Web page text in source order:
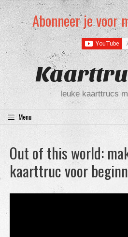
Ga
naar
de
inhoud
Abonneer je voor
leuke kaarttrucs
Menu
Out of this world:
kaarttruc voor